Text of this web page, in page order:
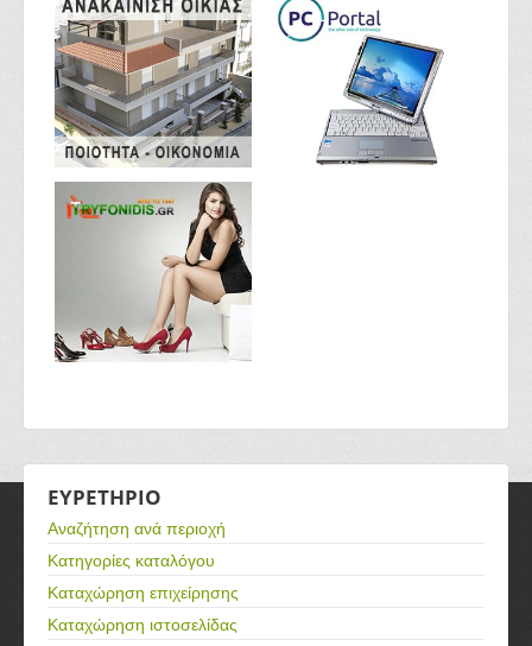
ΕΥΡΕΤΗΡΙΟ
Αναζήτηση ανά περιοχή
Κατηγορίες καταλόγου
Καταχώρηση επιχείρησης
Καταχώρηση ιστοσελίδας